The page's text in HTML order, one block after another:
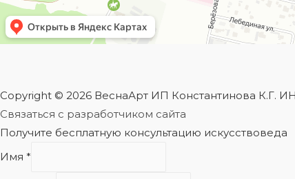
Copyright © 2026 ВеснаАрт ИП Константинова К.Г.
Связаться с разработчиком сайта
Получите бесплатную консультацию искусствоведа
Имя *